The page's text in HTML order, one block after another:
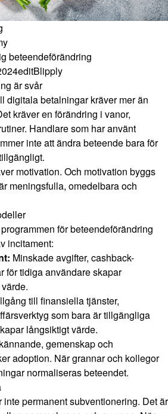
beteendeförändring
editBlipply
är svår
digitala betalningar kräver mer än
kräver en förändring i vanor,
Handlare som har använt
inte att ändra beteende bara för
motivation. Och motivation byggs
meningsfulla, omedelbara och
för beteendeförändring
incitament:
Minskade avgifter, cashback-
för tidiga användare skapar
till finansiella tjänster,
som bara är tillgängliga
långsiktigt värde.
gemenskap och
adoption. När grannar och kollegor
normaliseras beteendet.
inte permanent subventionering. Det är